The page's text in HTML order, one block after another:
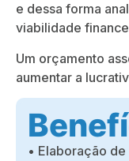
e dessa forma
viabilidade
Um orçamento
aumentar a
• Elaboração